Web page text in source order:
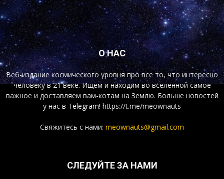
О НАС
Веб-издание космического уровня про все то, что интересно
человеку в 21 веке. Ищем и находим во вселенной самое
важное и доставляем вам-котам на Землю. Больше новостей
у нас в Telegram! https://t.me/meownauts
Свяжитесь с нами: meownauts@gmail.com
СЛЕДУЙТЕ ЗА НАМИ